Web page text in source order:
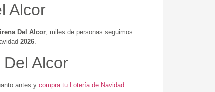
Alcor
Del Alcor , miles de personas seguimos
2026
Alcor
antes y compra tu Lotería de Navidad